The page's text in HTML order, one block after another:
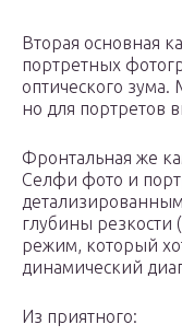
Вторая основная
портретных
оптического зума.
но для портретов
Фронтальная же
Селфи фото и
глубины резкости
режим, который
динамический
Из приятного: